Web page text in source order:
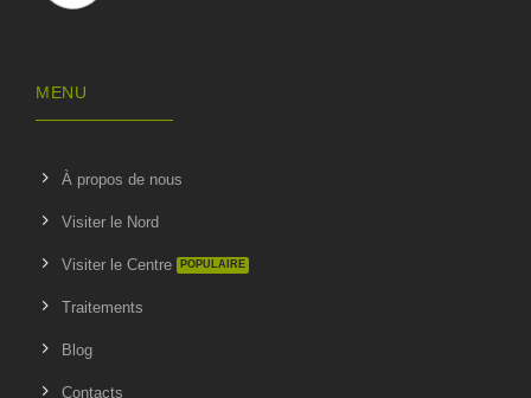
MENU
À propos de nous
Visiter le Nord
Visiter le Centre
Traitements
Blog
Contacts